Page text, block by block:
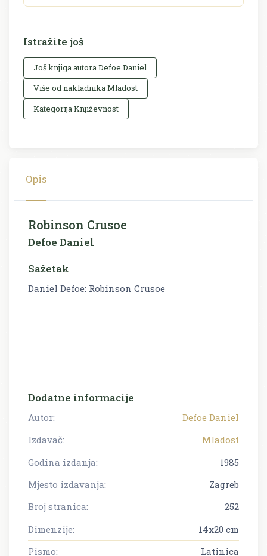
Istražite još
Još knjiga autora Defoe Daniel
Više od nakladnika Mladost
Kategorija Književnost
Opis
Robinson Crusoe
Defoe Daniel
Sažetak
Daniel Defoe: Robinson Crusoe
Dodatne informacije
Autor:
Defoe Daniel
Izdavač:
Mladost
Godina izdanja:
1985
Mjesto izdavanja:
Zagreb
Broj stranica:
252
Dimenzije:
14x20 cm
Pismo:
Latinica